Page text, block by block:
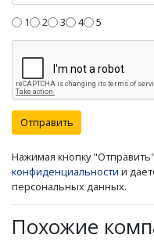
1 2 3 4 5
Отправить
Нажимая кнопку
конфиденциальности и
персональных данных.
Похожие